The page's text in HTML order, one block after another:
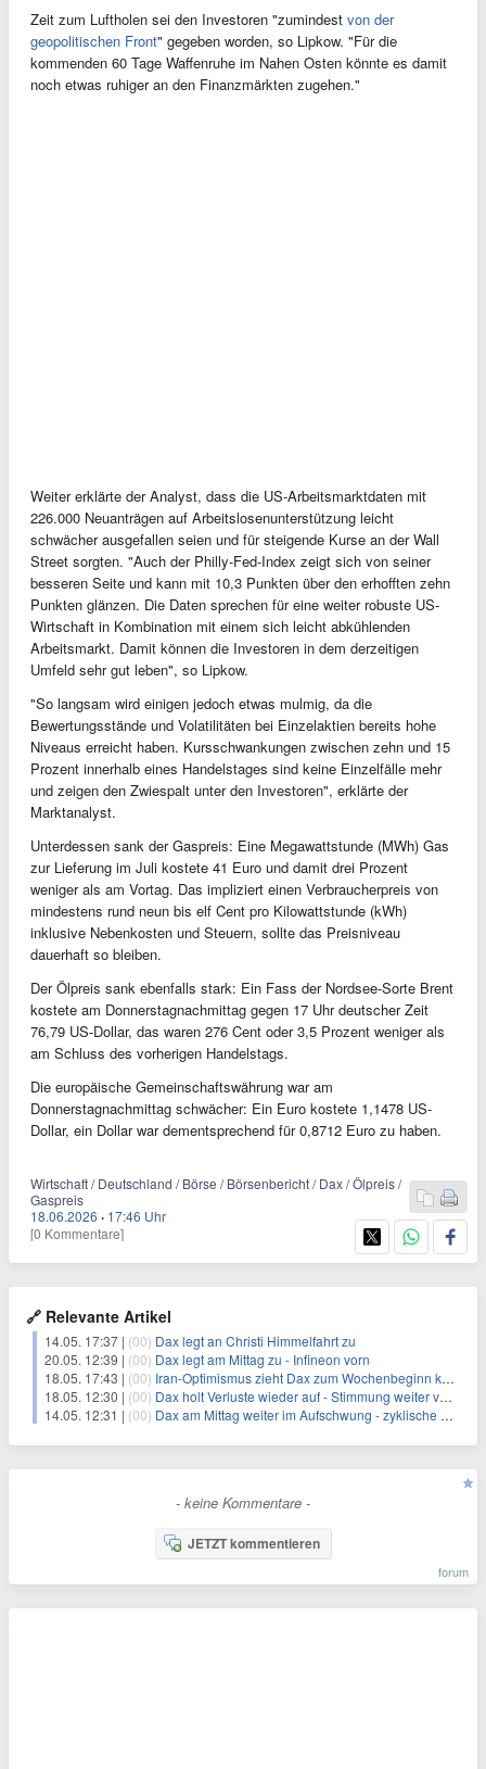
Zeit zum Luftholen sei den Investoren "zumindest von der
geopolitischen Front" gegeben worden, so Lipkow. "Für die
kommenden 60 Tage Waffenruhe im Nahen Osten könnte es damit
noch etwas ruhiger an den Finanzmärkten zugehen."
Weiter erklärte der Analyst, dass die US-Arbeitsmarktdaten mit
226.000 Neuanträgen auf Arbeitslosenunterstützung leicht
schwächer ausgefallen seien und für steigende Kurse an der Wall
Street sorgten. "Auch der Philly-Fed-Index zeigt sich von seiner
besseren Seite und kann mit 10,3 Punkten über den erhofften zehn
Punkten glänzen. Die Daten sprechen für eine weiter robuste US-
Wirtschaft in Kombination mit einem sich leicht abkühlenden
Arbeitsmarkt. Damit können die Investoren in dem derzeitigen
Umfeld sehr gut leben", so Lipkow.
"So langsam wird einigen jedoch etwas mulmig, da die
Bewertungsstände und Volatilitäten bei Einzelaktien bereits hohe
Niveaus erreicht haben. Kursschwankungen zwischen zehn und 15
Prozent innerhalb eines Handelstages sind keine Einzelfälle mehr
und zeigen den Zwiespalt unter den Investoren", erklärte der
Marktanalyst.
Unterdessen sank der Gaspreis: Eine Megawattstunde (MWh) Gas
zur Lieferung im Juli kostete 41 Euro und damit drei Prozent
weniger als am Vortag. Das impliziert einen Verbraucherpreis von
mindestens rund neun bis elf Cent pro Kilowattstunde (kWh)
inklusive Nebenkosten und Steuern, sollte das Preisniveau
dauerhaft so bleiben.
Der Ölpreis sank ebenfalls stark: Ein Fass der Nordsee-Sorte Brent
kostete am Donnerstagnachmittag gegen 17 Uhr deutscher Zeit
76,79 US-Dollar, das waren 276 Cent oder 3,5 Prozent weniger als
am Schluss des vorherigen Handelstags.
Die europäische Gemeinschaftswährung war am
Donnerstagnachmittag schwächer: Ein Euro kostete 1,1478 US-
Dollar, ein Dollar war dementsprechend für 0,8712 Euro zu haben.
Wirtschaft / Deutschland / Börse / Börsenbericht / Dax / Ölpreis /
Gaspreis
18.06.2026 · 17:46 Uhr
[0 Kommentare]
🔗 Relevante Artikel
14.05. 17:37 | (00) Dax legt an Christi Himmelfahrt zu
20.05. 12:39 | (00) Dax legt am Mittag zu - Infineon vorn
18.05. 17:43 | (00) Iran-Optimismus zieht Dax zum Wochenbeginn klar ins Plus
18.05. 12:30 | (00) Dax holt Verluste wieder auf - Stimmung weiter von Skepsis geprägt
14.05. 12:31 | (00) Dax am Mittag weiter im Aufschwung - zyklische Branchen im Fokus
- keine Kommentare -
JETZT kommentieren
forum